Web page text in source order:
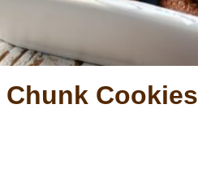
Cookies